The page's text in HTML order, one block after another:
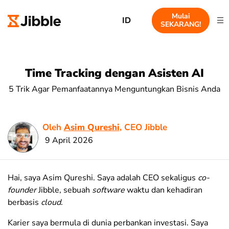
ID
Mulai
SEKARANG!
Time Tracking dengan Asisten AI
5 Trik Agar Pemanfaatannya Menguntungkan Bisnis Anda
Oleh Asim Qureshi, CEO Jibble
9 April 2026
Hai, saya Asim Qureshi. Saya adalah CEO sekaligus co-
founderJibble, sebuah softwarewaktu dan kehadiran
berbasis cloud.
Karier saya bermula di dunia perbankan investasi. Saya